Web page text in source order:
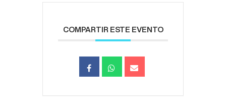
COMPARTIR ESTE EVENTO